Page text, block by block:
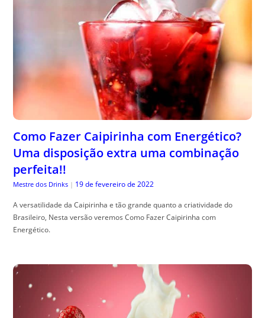
Como Fazer Caipirinha com Energético?
Uma disposição extra uma combinação
perfeita!!
Mestre dos Drinks | 19 de fevereiro de 2022
A versatilidade da Caipirinha e tão grande quanto a criatividade do
Brasileiro, Nesta versão veremos Como Fazer Caipirinha com
Energético.